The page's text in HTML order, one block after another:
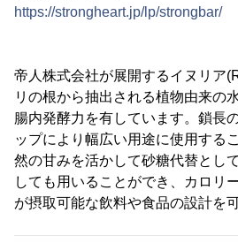
https://strongheart.jp/lp/strongbar/
帝人株式会社が展開するイヌリア
リの根から抽出される植物由来の
腸内発酵力を有しています。鎖長
ップにより幅広い用途に使用する
然の甘みを活かして砂糖代替とし
しても用いることができ、カロリ
が摂取可能な飲料や食品の設計を